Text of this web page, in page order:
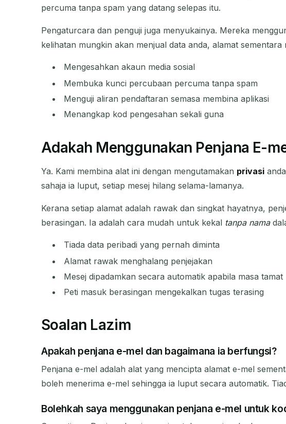
percuma tanpa spam yang datang selepas itu.
Pengaturcara dan penguji juga menyukainya. Mereka
kelihatan mungkin akan menjual data anda, alamat sementara
Mengesahkan akaun media sosial
Membuka kunci percubaan percuma tanpa spam
Menguji aliran pendaftaran semasa membina aplikasi
Menangkap kod pengesahan sekali guna
Adakah Menggunakan Penjana E-
Ya. Kami membina alat ini dengan mengutamakan privasi
sahaja ia luput, setiap mesej hilang selama-lamanya.
Kerana setiap alamat adalah rawak dan singkat hayatnya,
berasingan. Ia adalah cara mudah untuk kekal tanpa nama
Tiada data peribadi yang pernah diminta
Alamat rawak menghalang penjejakan
Mesej dipadamkan secara automatik apabila masa tamat
Peti masuk berasingan mengekalkan tugas terasing
Soalan Lazim
Apakah penjana e-mel dan bagaimana ia berfungsi?
Penjana e-mel adalah alat yang mencipta alamat e-mel
boleh menerima e-mel sehingga ia luput secara automatik.
Bolehkah saya menggunakan penjana e-mel untuk